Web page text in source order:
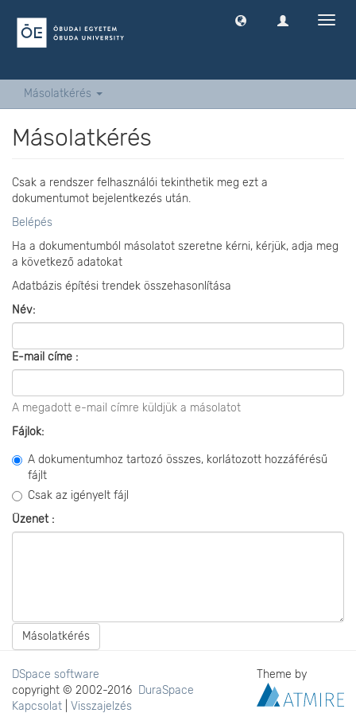
Másolatkérés
Másolatkérés
Csak a rendszer felhasználói tekinthetik meg ezt a
dokumentumot bejelentkezés után.
Belépés
Ha a dokumentumból másolatot szeretne kérni, kérjük, adja meg
a következő adatokat
Adatbázis építési trendek összehasonlítása
Név:
E-mail címe :
A megadott e-mail címre küldjük a másolatot
Fájlok:
A dokumentumhoz tartozó összes, korlátozott hozzáférésű
fájlt
Csak az igényelt fájl
Üzenet :
Másolatkérés
DSpace software
copyright © 2002-2016 DuraSpace
Kapcsolat
Visszajelzés
Theme by